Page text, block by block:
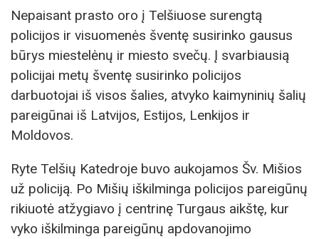
Nepaisant prasto oro į Telšiuose surengtą
policijos ir visuomenės šventę susirinko gausus
būrys miestelėnų ir miesto svečų. Į svarbiausią
policijai metų šventę susirinko policijos
darbuotojai iš visos šalies, atvyko kaimyninių šalių
pareigūnai iš Latvijos, Estijos, Lenkijos ir
Moldovos.
Ryte Telšių Katedroje buvo aukojamos Šv. Mišios
už policiją. Po Mišių iškilminga policijos pareigūnų
rikiuotė atžygiavo į centrinę Turgaus aikštę, kur
vyko iškilminga pareigūnų apdovanojimo